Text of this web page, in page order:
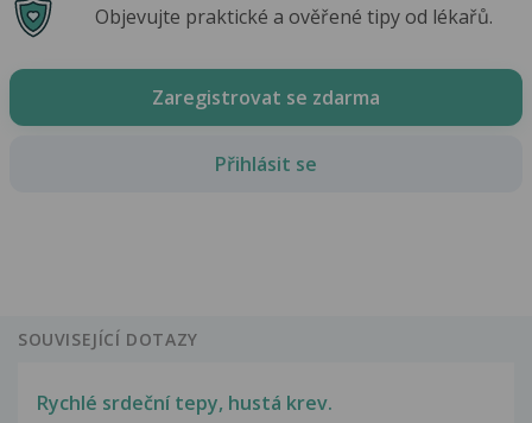
Objevujte praktické a ověřené tipy od lékařů.
Zaregistrovat se zdarma
Přihlásit se
SOUVISEJÍCÍ DOTAZY
Rychlé srdeční tepy, hustá krev.